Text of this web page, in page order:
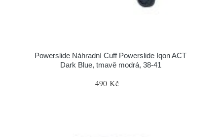
Powerslide Náhradní Cuff Powerslide Iqon ACT
Dark Blue, tmavě modrá, 38-41
490 Kč